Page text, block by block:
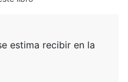
estima recibir en la